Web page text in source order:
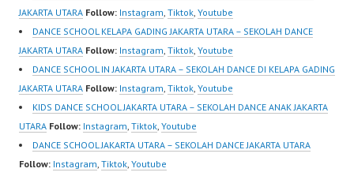
untuk Pemula Jakarta
Kelas Dance di Jakarta
Dance School Dance
Choreography School
Dance Video
Choreography Dance…
JAKARTA UTARA Follow: Instagram, Tiktok, Youtube
DANCE SCHOOL KELAPA GADING JAKARTA UTARA – SEKOLAH DANCE
JAKARTA UTARA Follow: Instagram, Tiktok, Youtube
DANCE SCHOOL IN JAKARTA UTARA – SEKOLAH DANCE DI KELAPA GADING
JAKARTA UTARA Follow: Instagram, Tiktok, Youtube
KIDS DANCE SCHOOL JAKARTA UTARA – SEKOLAH DANCE ANAK JAKARTA
UTARA Follow: Instagram, Tiktok, Youtube
DANCE SCHOOL JAKARTA UTARA – SEKOLAH DANCE JAKARTA UTARA
Follow: Instagram, Tiktok, Youtube